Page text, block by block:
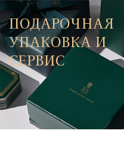
ПОДАРОЧНАЯ
УПАКОВКА И
СЕРВИС